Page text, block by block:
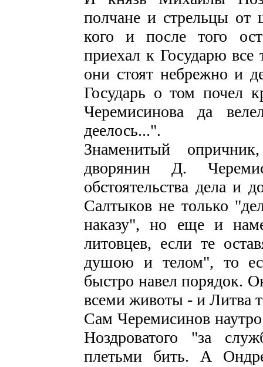
полчане и стрельцы
кого и после того
приехал к Государю все
они стоят небрежно и
Государь о том почел
Черемисинова да
деелось...".
Знаменитый
дворянин Д.
обстоятельства дела и
Салтыков не только
наказу", но еще и
литовцев, если те
душою и телом", то
быстро навел порядок.
всеми животы - и Литва
Сам Черемисинов
Ноздроватого "за
плетьми бить. А